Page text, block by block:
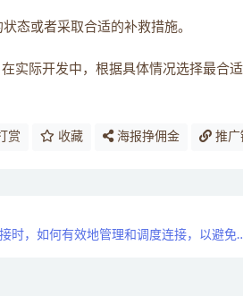
态或者采取合适的补救措施。
实际开发中，根据具体情况选择最合适
赏 收藏 海报挣佣金 推广
时，如何有效地管理和调度连接，以避免